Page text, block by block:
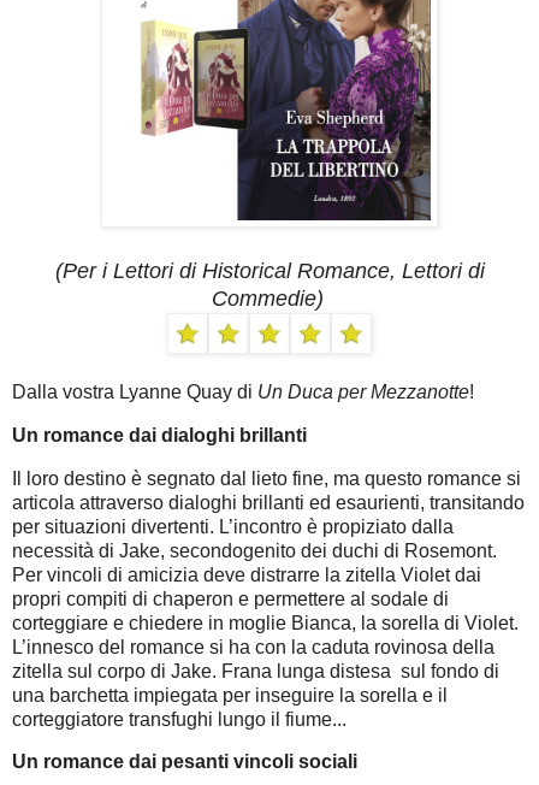
(Per i Lettori di Historical Romance, Lettori di
Commedie)
Dalla vostra Lyanne Quay di Un Duca per Mezzanotte!
Un romance dai dialoghi brillanti
Il loro destino è segnato dal lieto fine, ma questo romance si
articola attraverso dialoghi brillanti ed esaurienti, transitando
per situazioni divertenti. L’incontro è propiziato dalla
necessità di Jake, secondogenito dei duchi di Rosemont.
Per vincoli di amicizia deve distrarre la zitella Violet dai
propri compiti di chaperon e permettere al sodale di
corteggiare e chiedere in moglie Bianca, la sorella di Violet.
L’innesco del romance si ha con la caduta rovinosa della
zitella sul corpo di Jake. Frana lunga distesa sul fondo di
una barchetta impiegata per inseguire la sorella e il
corteggiatore transfughi lungo il fiume...
Un romance dai pesanti vincoli sociali